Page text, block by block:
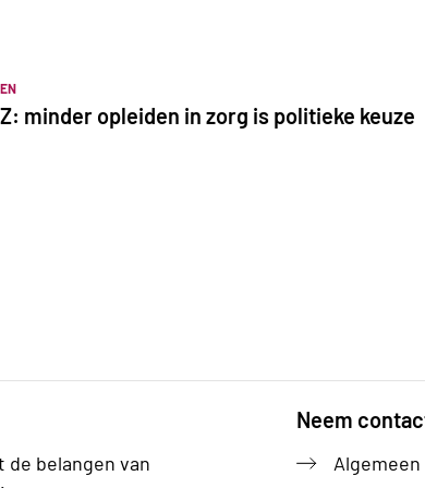
minder opleiden in zorg is politieke keuze
belangen van
Neem
Algemeen